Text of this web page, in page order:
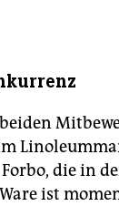
Forbo, die in
ist